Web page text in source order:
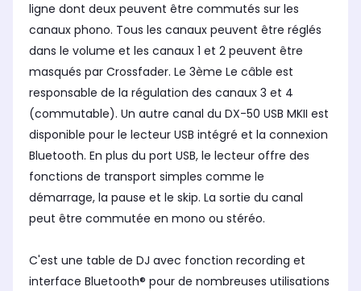
ligne dont deux peuvent être commutés sur les
canaux phono. Tous les canaux peuvent être réglés
dans le volume et les canaux 1 et 2 peuvent être
masqués par Crossfader. Le 3ème Le câble est
responsable de la régulation des canaux 3 et 4
(commutable). Un autre canal du DX-50 USB MKII est
disponible pour le lecteur USB intégré et la connexion
Bluetooth. En plus du port USB, le lecteur offre des
fonctions de transport simples comme le
démarrage, la pause et le skip. La sortie du canal
peut être commutée en mono ou stéréo.
C'est une table de DJ avec fonction recording et
interface Bluetooth® pour de nombreuses utilisations